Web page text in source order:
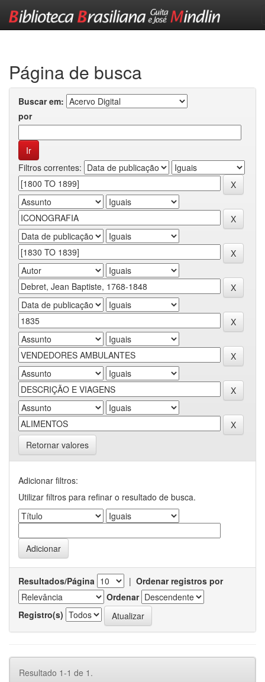
Página de busca
Buscar em:
por
Filtros correntes:
Retornar valores
Adicionar filtros:
Utilizar filtros para refinar o resultado de busca.
Resultados/Página | Ordenar registros por
Ordenar
Registro(s)
Resultado 1-1 de 1.